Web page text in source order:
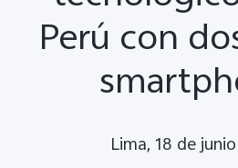
Perú con
Lima, 18 de